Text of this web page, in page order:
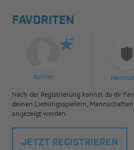
FAVORITEN
Spieler
Nach der Registrierung kannst du dir
deinen Lieblingsspielern,
angezeigt werden.
JETZT REGISTRIEREN